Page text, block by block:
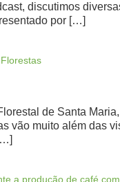
discutimos
por […]
de Santa
vão muito além das
a produção de café